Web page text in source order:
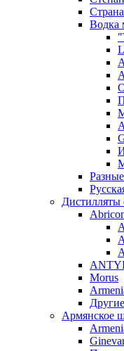
Водка
Дистилляты
Morus
Армянское